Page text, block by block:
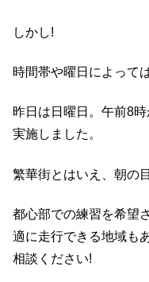
しかし!
時間帯や曜日によって
昨日は日曜日。午前8
実施しました。
繁華街とはいえ、朝の
都心部での練習を希望
適に走行できる地域も
相談ください!